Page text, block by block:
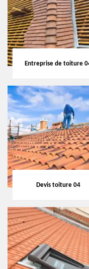
Entreprise de toiture
Devis toiture 04